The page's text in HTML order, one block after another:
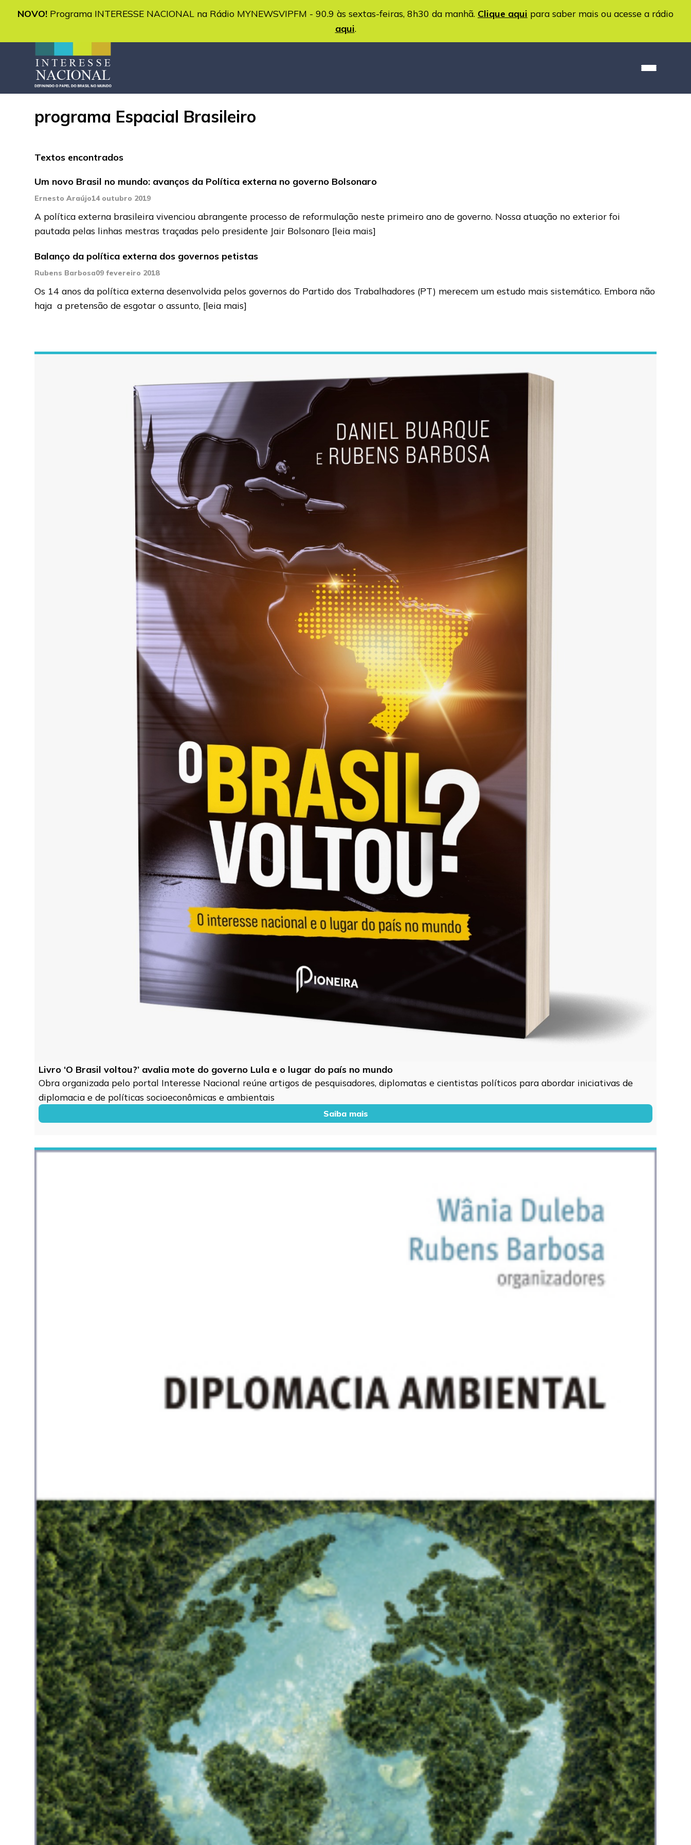
NOVO! Programa INTERESSE NACIONAL na Rádio MYNEWSVIPFM - 90.9 às sextas-feiras, 8h30 da manhã. Clique aqui para saber mais ou acesse a rádio
aqui.
programa Espacial Brasileiro
Textos encontrados
Um novo Brasil no mundo: avanços da Política externa no governo Bolsonaro
Ernesto Araújo14 outubro 2019
A política externa brasileira vivenciou abrangente processo de reformulação neste primeiro ano de governo. Nossa atuação no exterior foi
pautada pelas linhas mestras traçadas pelo presidente Jair Bolsonaro [leia mais]
Balanço da política externa dos governos petistas
Rubens Barbosa09 fevereiro 2018
Os 14 anos da política externa desenvolvida pelos governos do Partido dos Trabalhadores (PT) merecem um estudo mais sistemático. Embora não
haja a pretensão de esgotar o assunto, [leia mais]
Livro ‘O Brasil voltou?’ avalia mote do governo Lula e o lugar do país no mundo
Obra organizada pelo portal Interesse Nacional reúne artigos de pesquisadores, diplomatas e cientistas políticos para abordar iniciativas de
diplomacia e de políticas socioeconômicas e ambientais
Saiba mais